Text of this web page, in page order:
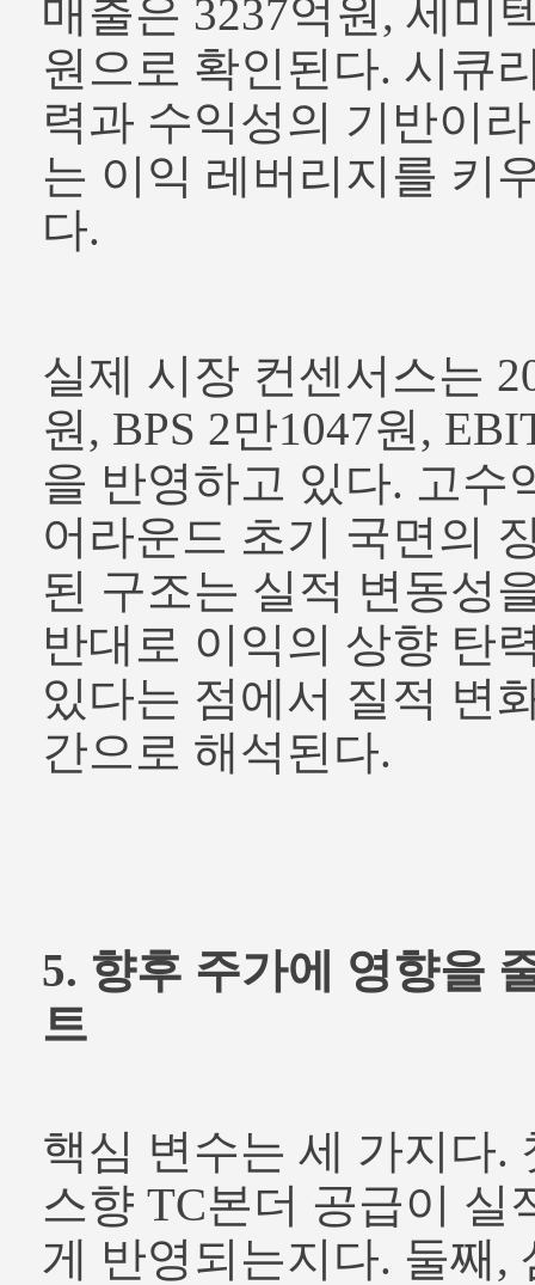
매출은 3237억원, 세미
원으로 확인된다. 시큐
력과 수익성의 기반이
는 이익 레버리지를 키
다.
실제 시장 컨센서스는
원, BPS 2만1047원,
을 반영하고 있다. 고수
어라운드 초기 국면의
된 구조는 실적 변동성
반대로 이익의 상향 탄
있다는 점에서 질적 변
간으로 해석된다.
5. 향후 주가에 영향을
트
핵심 변수는 세 가지다.
스향 TC본더 공급이 실
게 반영되는지다. 둘째,